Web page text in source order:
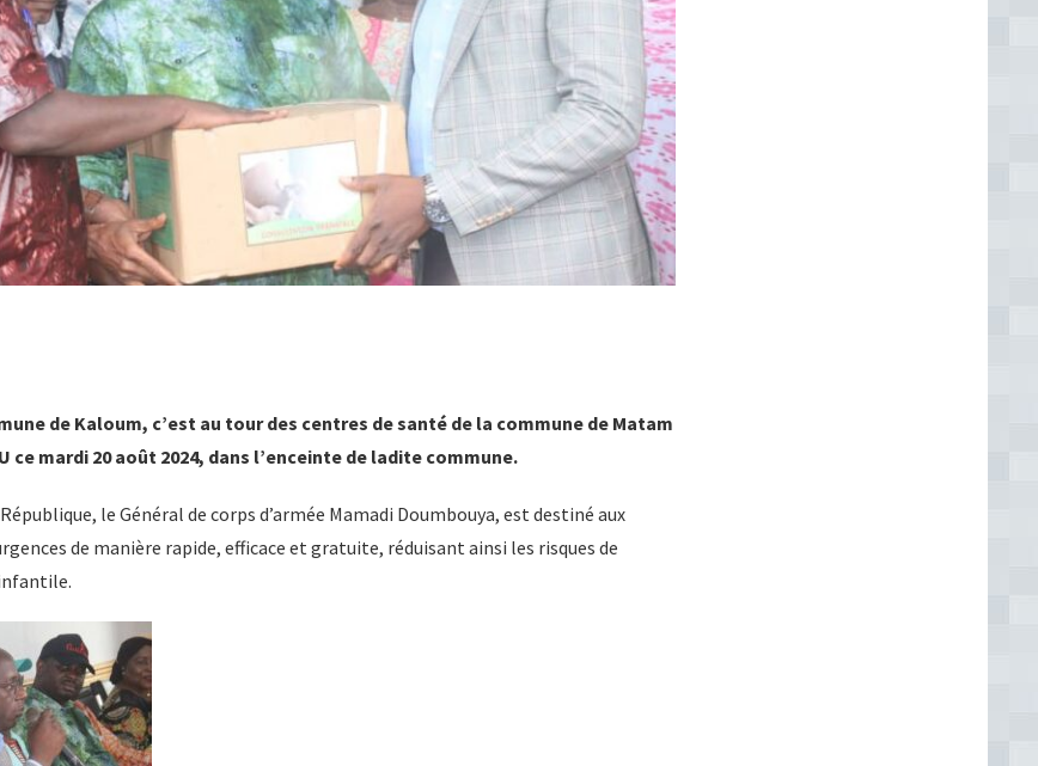
de Kaloum, c’est au tour des centres de santé de la commune de Matam
ce mardi 20 août 2024, dans l’enceinte de ladite commune.
le Général de corps d’armée Mamadi Doumbouya, est destiné aux
de manière rapide, efficace et gratuite, réduisant ainsi les risques de